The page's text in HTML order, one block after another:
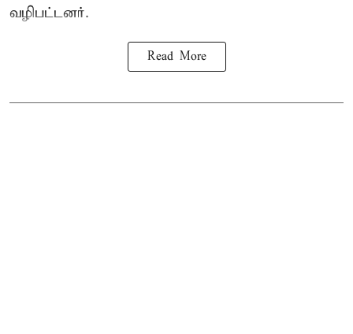
வழிபட்டனர்.
Read More